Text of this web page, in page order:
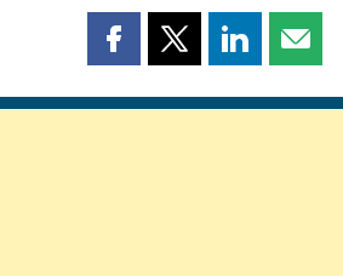
Partager
page
Partager
page
Partager
page page